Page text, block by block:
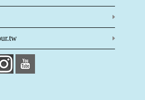
使用我們的服務後，我們即取得您的資
得您的姓名、電話、住址、身份證字
的服務後，本網站即取得您的資料。
您在上網瀏覽或查詢時，伺服器自行產
使用連線設備的 IP 位址、使用時間、使
選資料紀錄等。本網站會對個別連線者
納使用者瀏覽器在本網站內部所瀏覽的